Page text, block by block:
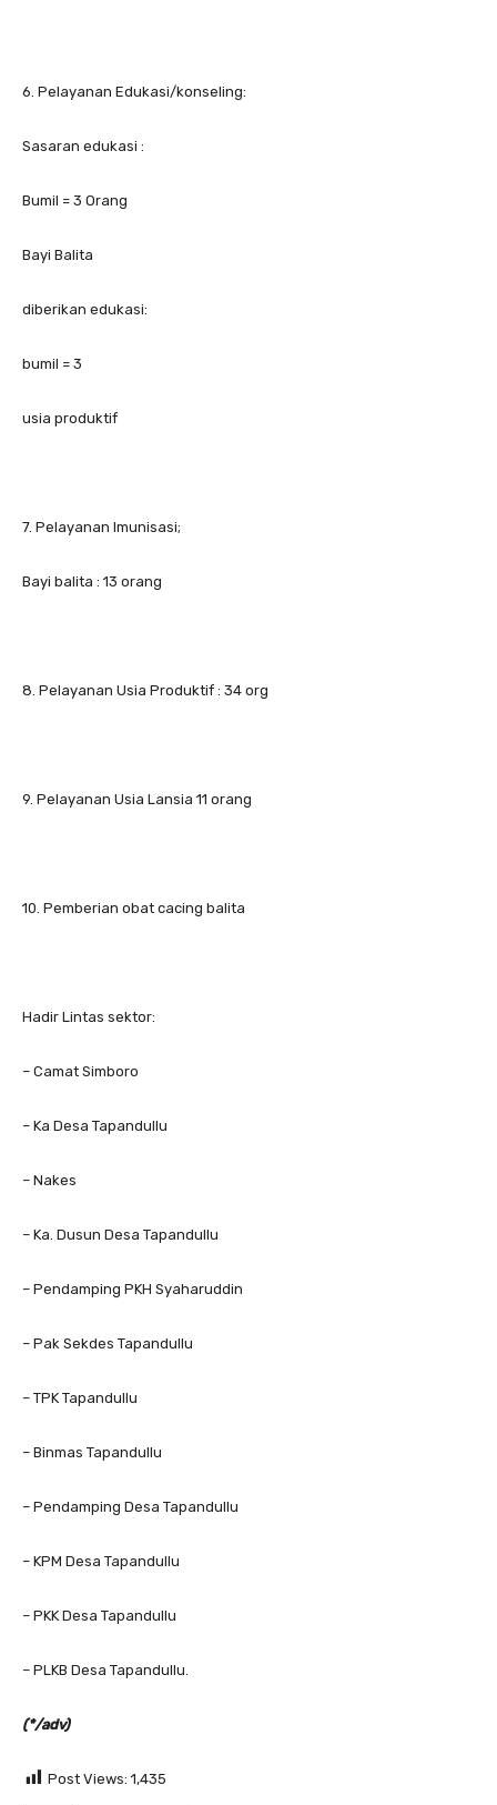
6. Pelayanan Edukasi/konseling:
Sasaran edukasi :
Bumil = 3 Orang
Bayi Balita
diberikan edukasi:
bumil = 3
usia produktif
7. Pelayanan Imunisasi;
Bayi balita : 13 orang
8. Pelayanan Usia Produktif : 34 org
9. Pelayanan Usia Lansia 11 orang
10. Pemberian obat cacing balita
Hadir Lintas sektor:
– Camat Simboro
– Ka Desa Tapandullu
– Nakes
– Ka. Dusun Desa Tapandullu
– Pendamping PKH Syaharuddin
– Pak Sekdes Tapandullu
– TPK Tapandullu
– Binmas Tapandullu
– Pendamping Desa Tapandullu
– KPM Desa Tapandullu
– PKK Desa Tapandullu
– PLKB Desa Tapandullu.
(*/adv)
Post Views: 1,435